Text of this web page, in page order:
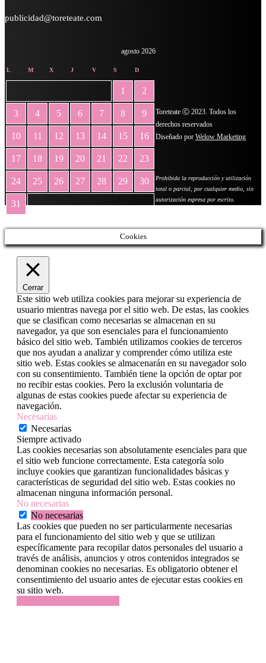
publicidad@toreteate.com
agosto 2026
L M X J V S D
1 2
3 4 5 6 7 8 9
10 11 12 13 14 15 16
17 18 19 20 21 22 23
24 25 26 27 28 29 30
31
Toreteate Ⓒ 2023. Todos los
derechos reservados
Diseñado por Welow Marketing
Prohibida la reproducción y utilización
total o parcial, por cualquier medio, sin
autorización expresa por escrito.
Cookies
Cerrar
Este sitio web utiliza cookies para mejorar su experiencia de
usuario mientras navega por el sitio web. De estas, las cookies
que se clasifican como necesarias se almacenan en su
navegador, ya que son esenciales para el funcionamiento
básico del sitio web. También utilizamos cookies de terceros
que nos ayudan a analizar y comprender cómo utiliza este
sitio web. Estas cookies se almacenarán en su navegador solo
con su consentimiento. También tiene la opción de optar por
no recibir estas cookies. Pero la exclusión voluntaria de
algunas de estas cookies puede afectar su experiencia de
navegación.
Necesarias
Necesarias
Siempre activado
Las cookies necesarias son absolutamente esenciales para que
el sitio web funcione correctamente. Esta categoría solo
incluye cookies que garantizan funcionalidades básicas y
características de seguridad del sitio web. Estas cookies no
almacenan ninguna información personal.
No necesarias
No necesarias
Las cookies que pueden no ser particularmente necesarias
para el funcionamiento del sitio web y que se utilizan
específicamente para recopilar datos personales del usuario a
través de análisis, anuncios y otros contenidos integrados se
denominan cookies no necesarias. Es obligatorio obtener el
consentimiento del usuario antes de ejecutar estas cookies en
su sitio web.